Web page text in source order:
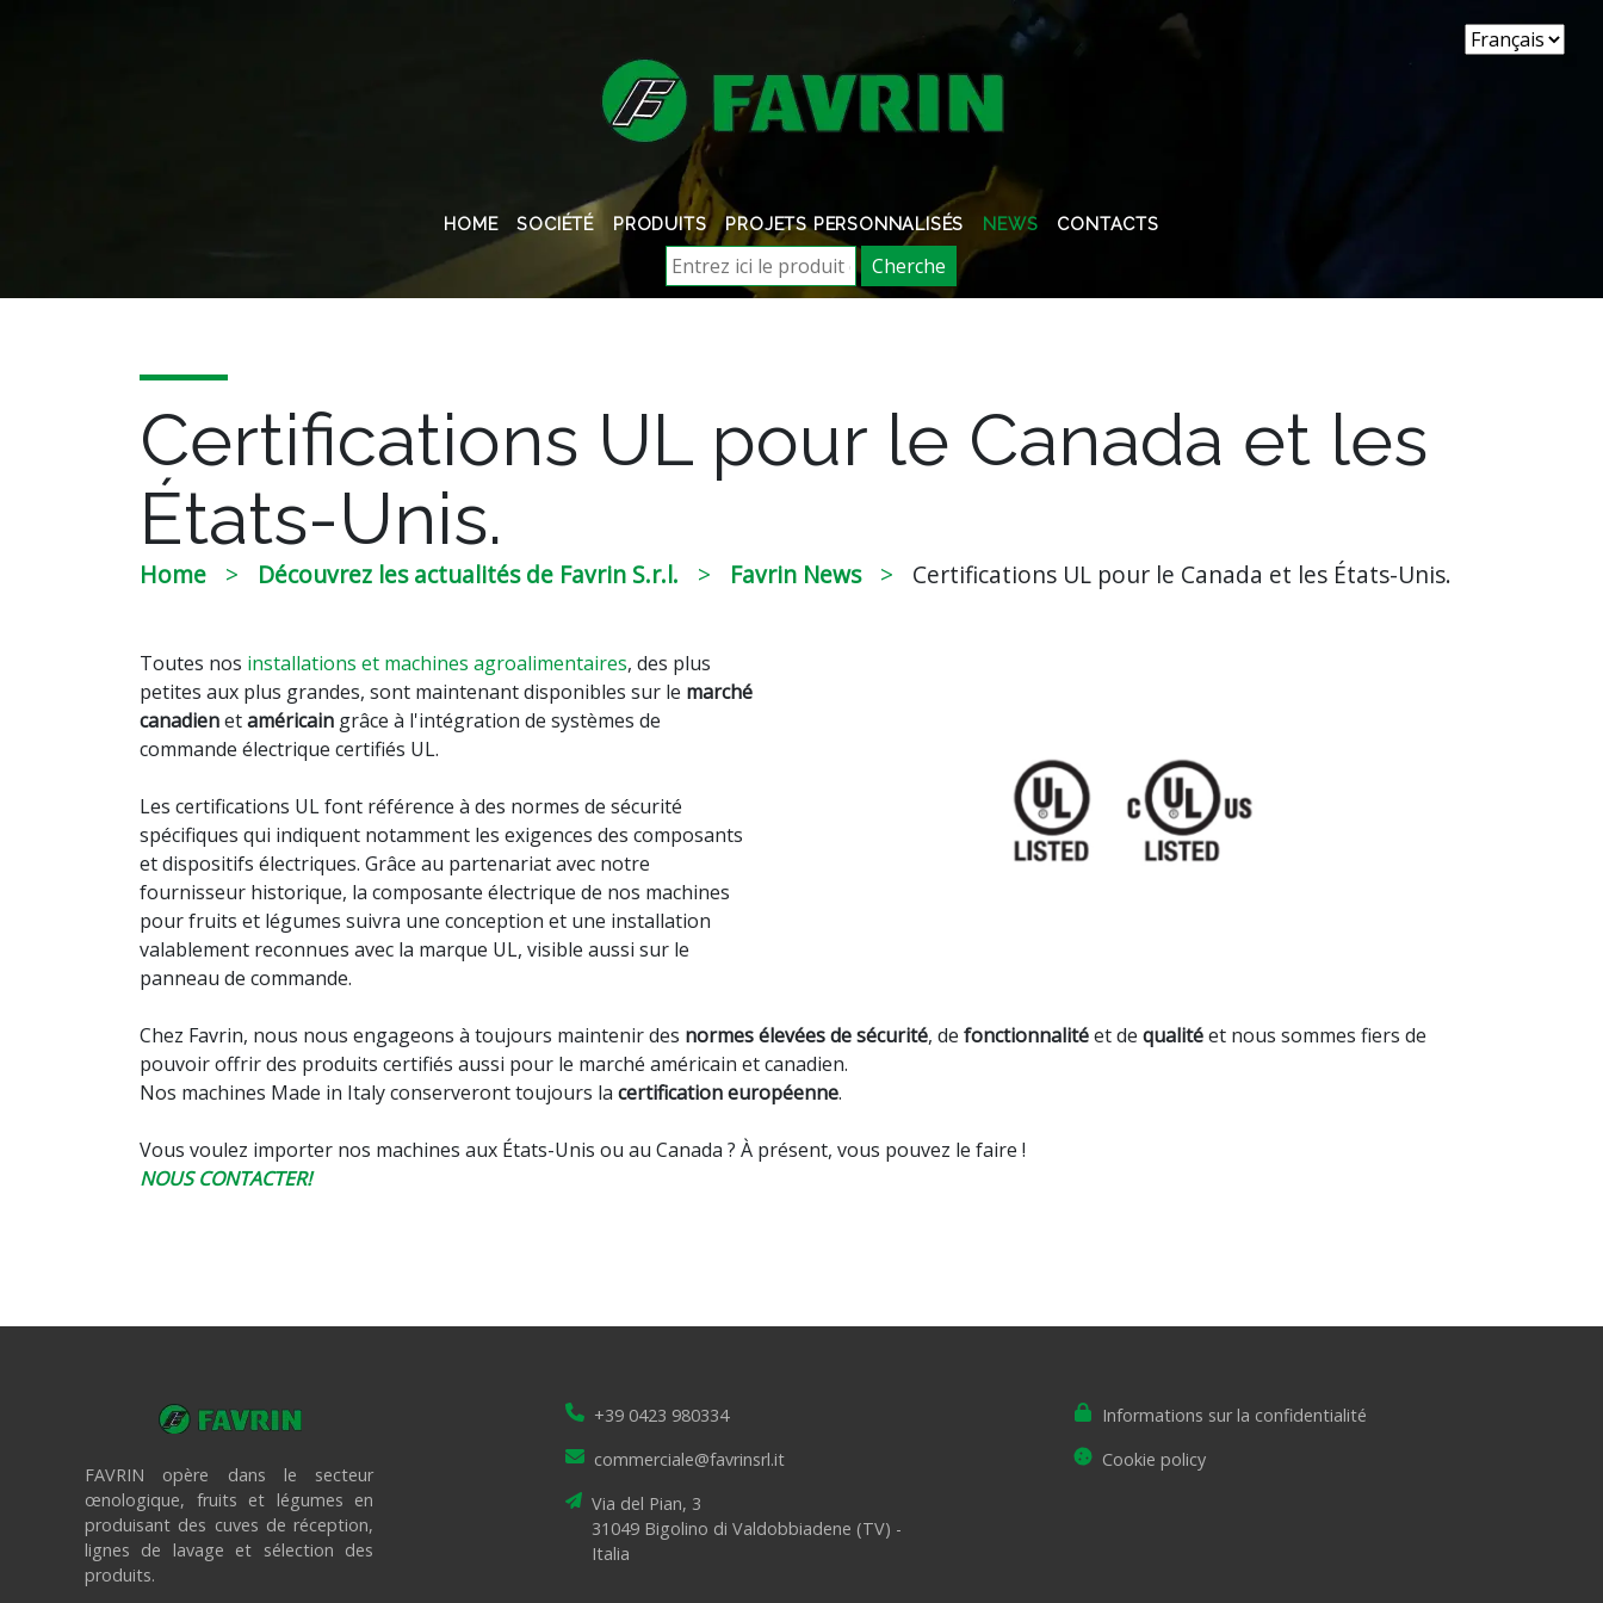
HOME SOCIÉTÉ PRODUITS PROJETS PERSONNALISÉS NEWS CONTACTS
Cherche
Certifications UL pour le Canada et les
États-Unis.
Home Découvrez les actualités de Favrin S.r.l. Favrin News Certifications UL pour le Canada et les États-Unis.
Toutes nos installations et machines agroalimentaires, des plus
petites aux plus grandes, sont maintenant disponibles sur le marché
canadienetaméricain grâce à l'intégration de systèmes de
commande électrique certifiés UL.
Les certifications UL font référence à des normes de sécurité
spécifiques qui indiquent notamment les exigences des composants
et dispositifs électriques. Grâce au partenariat avec notre
fournisseur historique, la composante électrique de nos machines
pour fruits et légumes suivra une conception et une installation
valablement reconnues avec la marque UL, visible aussi sur le
panneau de commande.
Chez Favrin, nous nous engageons à toujours maintenir des normes élevées de sécurité, de fonctionnalitéet de qualitéet nous sommes fiers de
pouvoir offrir des produits certifiés aussi pour le marché américain et canadien.
Nos machines Made in Italy conserveront toujours la certification européenne.
Vous voulez importer nos machines aux États-Unis ou au Canada ? À présent, vous pouvez le faire !
NOUS CONTACTER!
FAVRIN opère dans le secteur
œnologique, fruits et légumes en
produisant des cuves de réception,
lignes de lavage et sélection des
produits.
+39 0423 980334
commerciale@favrinsrl.it
Via del Pian, 3
31049 Bigolino di Valdobbiadene (TV) -
Italia
Informations sur la confidentialité
Cookie policy